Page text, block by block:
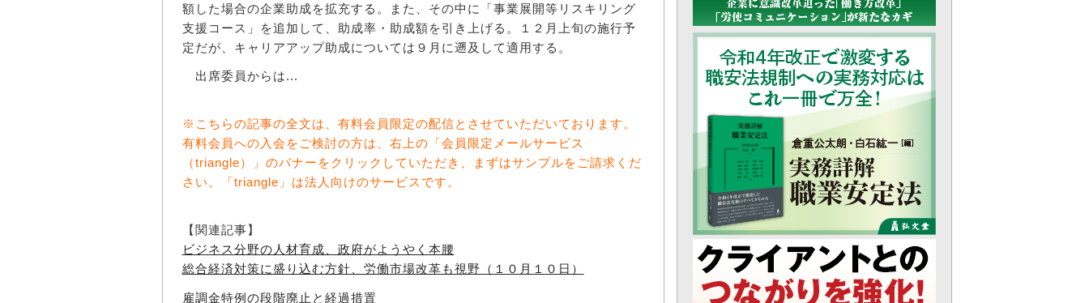
額した場合の企業助成を拡充する。また、その中に「事業展開等リスキリング
支援コース」を追加して、助成率・助成額を引き上げる。１２月上旬の施行予
定だが、キャリアアップ助成については９月に遡及して適用する。
出席委員からは...
※こちらの記事の全文は、有料会員限定の配信とさせていただいております。
有料会員への入会をご検討の方は、右上の「会員限定メールサービス
（triangle）」のバナーをクリックしていただき、まずはサンプルをご請求くだ
さい。「triangle」は法人向けのサービスです。
【関連記事】
ビジネス分野の人材育成、政府がようやく本腰
総合経済対策に盛り込む方針、労働市場改革も視野（１０月１０日）
雇調金特例の段階廃止と経過措置